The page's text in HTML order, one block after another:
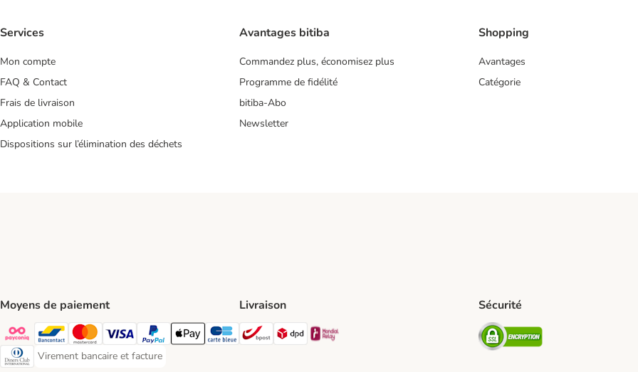
Services
Mon compte
FAQ & Contact
Frais de livraison
Application mobile
Dispositions sur l’élimination des déchets
Avantages bitiba
Commandez plus, économisez plus
Programme de fidélité
bitiba-Abo
Newsletter
Shopping
Avantages
Catégorie
Moyens de paiement
Payconiq Payment Method
Bancontact Payment Method
Mastercard Payment Method
Visa Payment Method
Paypal Payment Method
Apple Pay Payment Method
Carte bleue Payment Method
Diners club Payment Method
Virement bancaire et facture
Virement bancaire et facture Payment Method
Livraison
Bpost Shipping Method
DPD Shipping Method
Mondial relay Shipping Method
Sécurité
Security